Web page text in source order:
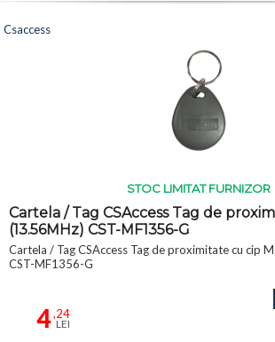
STOC LIMITAT FURNIZOR
Cartela / Tag CSAccess Tag de
(13.56MHz) CST-MF1356-G
Cartela / Tag CSAccess Tag de proximitate cu cip
CST-MF1356-G
4,24
LEI
Csaccess